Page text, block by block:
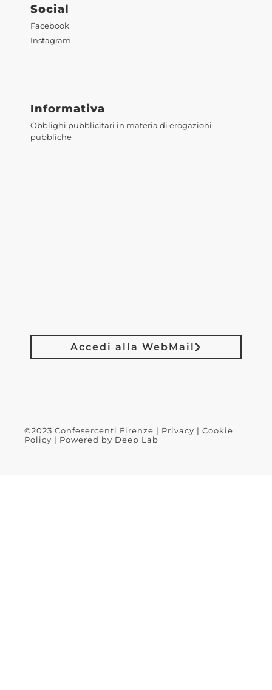
Social
Facebook
Instagram
Informativa
Obblighi pubblicitari in materia di erogazioni
pubbliche
Accedi alla WebMail
©2023 Confesercenti Firenze | Privacy | Cookie
Policy | Powered by Deep Lab